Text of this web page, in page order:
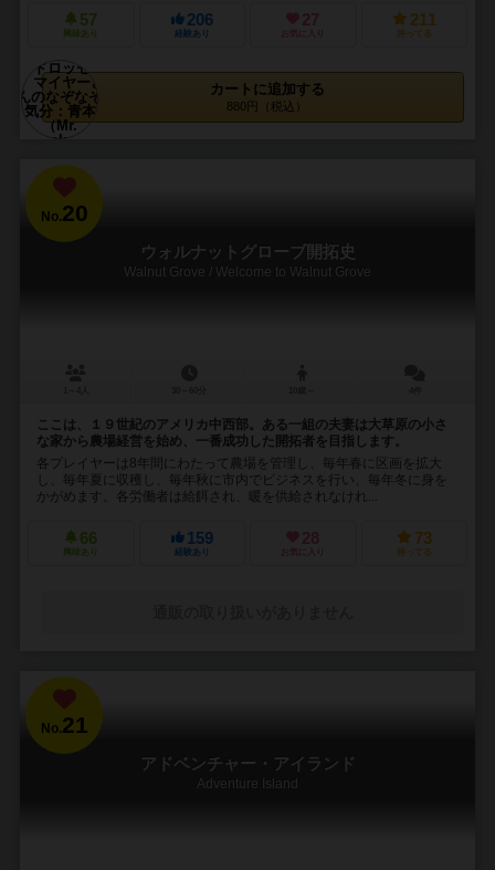
57
興味あり
206
経験あり
27
お気に入り
211
持ってる
カートに追加する
880円（税込）
No.20
ウォルナットグローブ開拓史
Walnut Grove / Welcome to Walnut Grove
ここは、１９世紀のアメリカ中西部。ある一組の夫妻は大草原の小さ
な家から農場経営を始め、一番成功した開拓者を目指します。
各プレイヤーは8年間にわたって農場を管理し、毎年春に区画を拡大
し、毎年夏に収穫し、毎年秋に市内でビジネスを行い、毎年冬に身を
かがめます。各労働者は給餌され、暖を供給されなけれ...
66
興味あり
159
経験あり
28
お気に入り
73
持ってる
No.21
アドベンチャー・アイランド
Adventure Island